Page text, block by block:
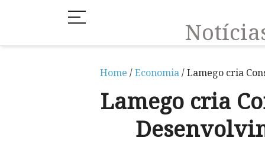
Home /Economia/ Lamego cria
Lamego cria